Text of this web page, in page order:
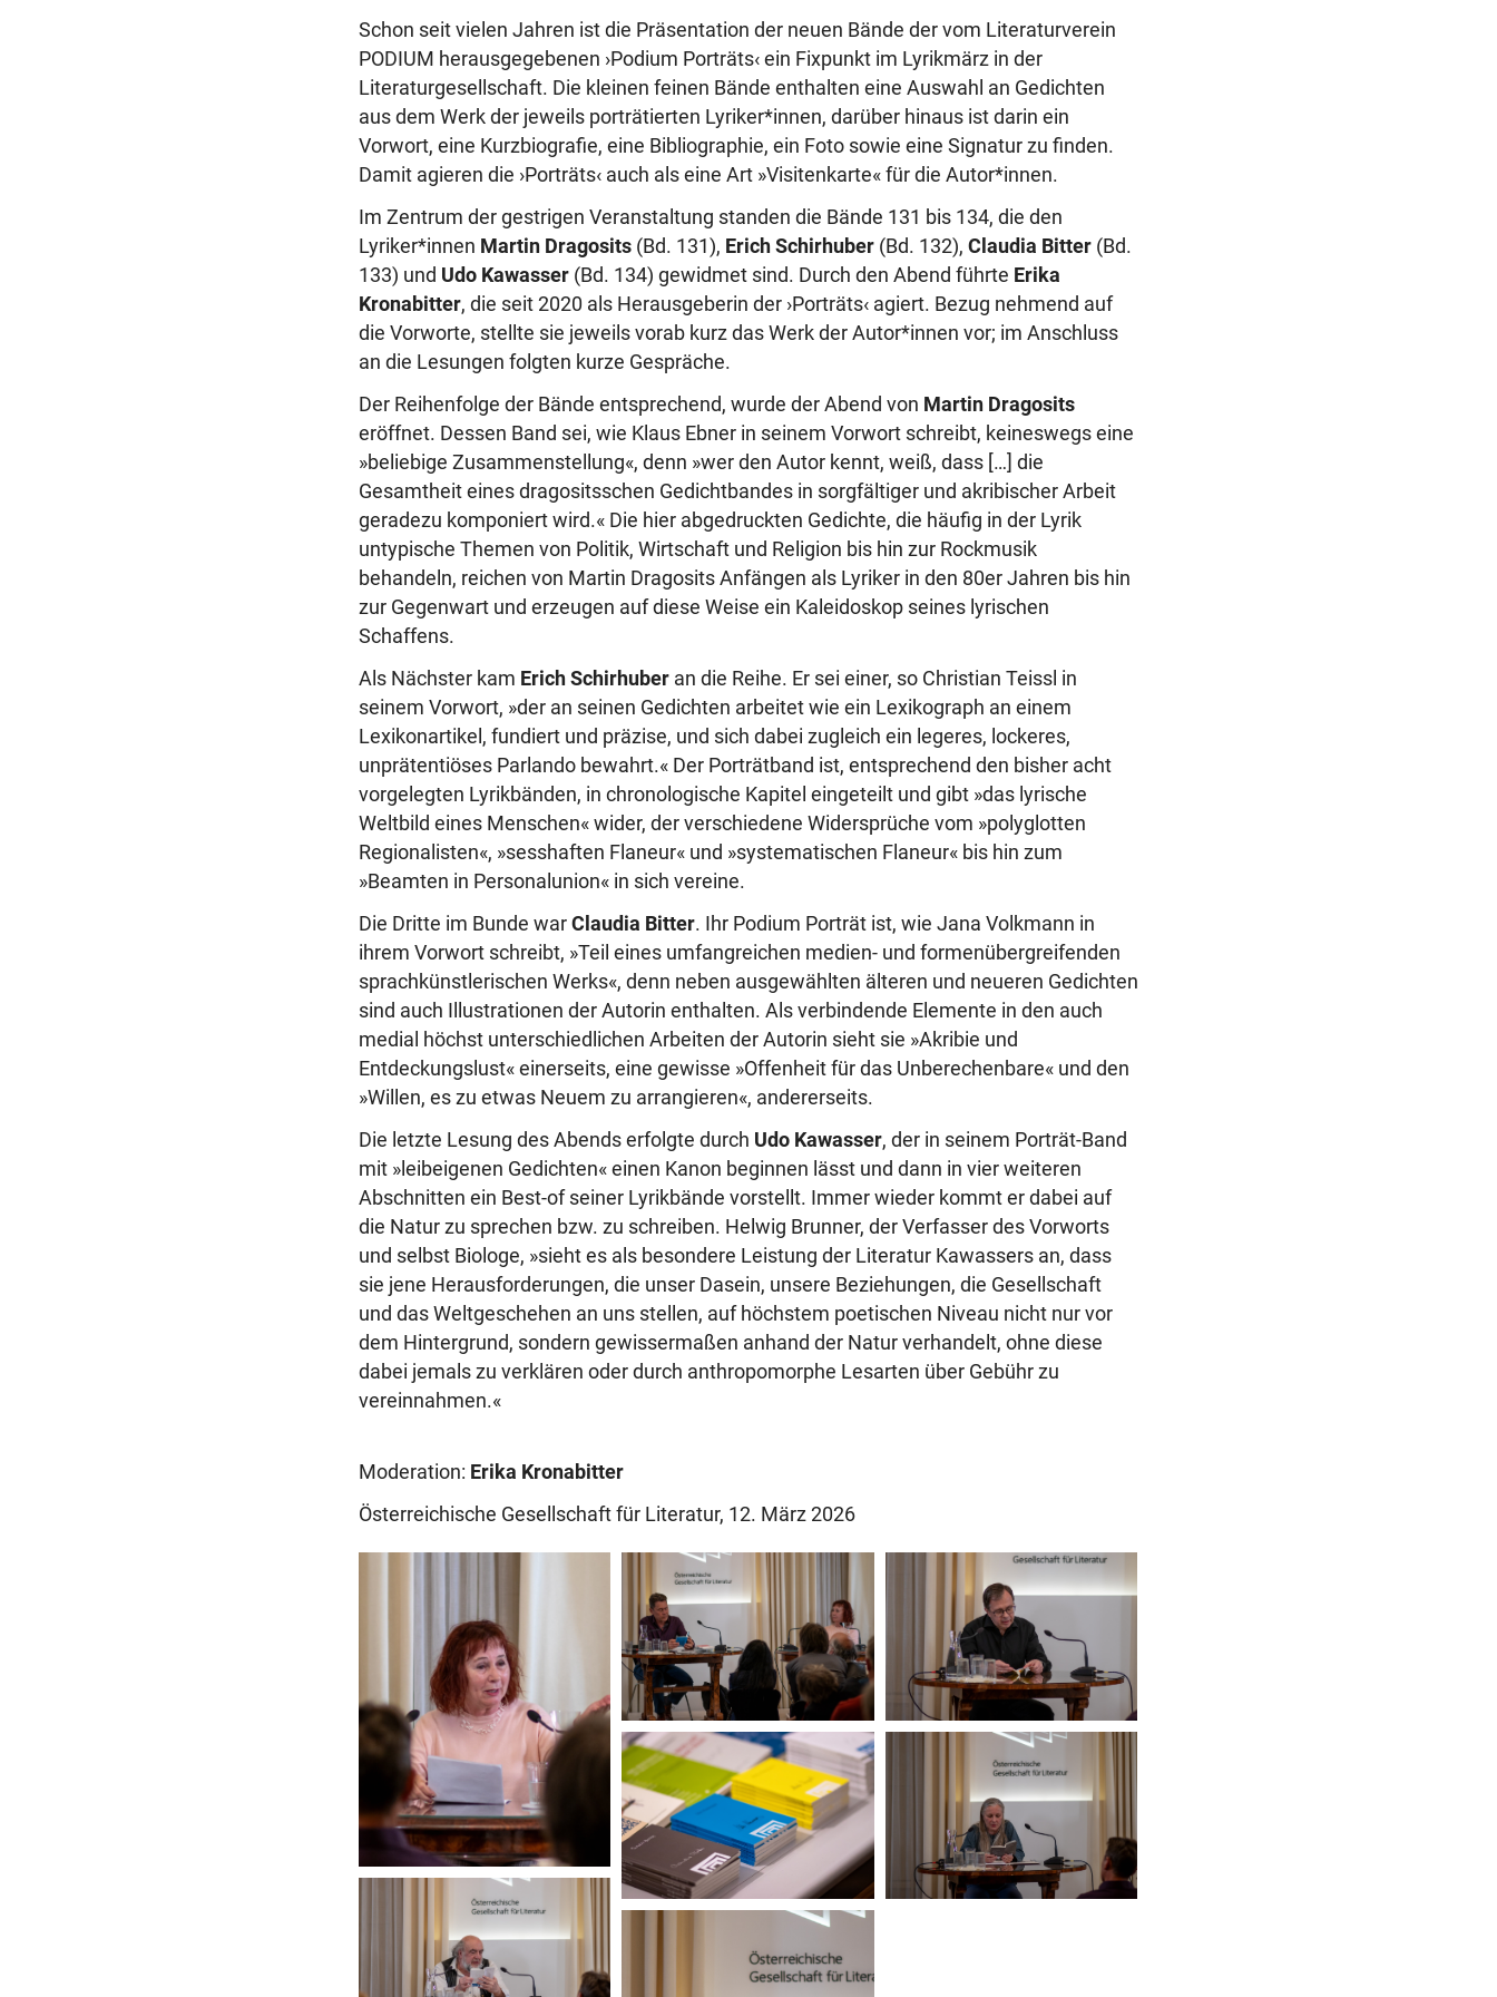
Schon seit vielen Jahren ist die Präsentation der neuen Bände der vom Literaturverein
PODIUM herausgegebenen ›Podium Porträts‹ ein Fixpunkt im Lyrikmärz in der
Literaturgesellschaft. Die kleinen feinen Bände enthalten eine Auswahl an Gedichten
aus dem Werk der jeweils porträtierten Lyriker*innen, darüber hinaus ist darin ein
Vorwort, eine Kurzbiografie, eine Bibliographie, ein Foto sowie eine Signatur zu finden.
Damit agieren die ›Porträts‹ auch als eine Art »Visitenkarte« für die Autor*innen.
Im Zentrum der gestrigen Veranstaltung standen die Bände 131 bis 134, die den
Lyriker*innen Martin Dragosits (Bd. 131), Erich Schirhuber (Bd. 132), Claudia Bitter (Bd.
133) und Udo Kawasser (Bd. 134) gewidmet sind. Durch den Abend führte Erika
Kronabitter, die seit 2020 als Herausgeberin der ›Porträts‹ agiert. Bezug nehmend auf
die Vorworte, stellte sie jeweils vorab kurz das Werk der Autor*innen vor; im Anschluss
an die Lesungen folgten kurze Gespräche.
Der Reihenfolge der Bände entsprechend, wurde der Abend von Martin Dragosits
eröffnet. Dessen Band sei, wie Klaus Ebner in seinem Vorwort schreibt, keineswegs eine
»beliebige Zusammenstellung«, denn »wer den Autor kennt, weiß, dass […] die
Gesamtheit eines dragositsschen Gedichtbandes in sorgfältiger und akribischer Arbeit
geradezu komponiert wird.« Die hier abgedruckten Gedichte, die häufig in der Lyrik
untypische Themen von Politik, Wirtschaft und Religion bis hin zur Rockmusik
behandeln, reichen von Martin Dragosits Anfängen als Lyriker in den 80er Jahren bis hin
zur Gegenwart und erzeugen auf diese Weise ein Kaleidoskop seines lyrischen
Schaffens.
Als Nächster kam Erich Schirhuber an die Reihe. Er sei einer, so Christian Teissl in
seinem Vorwort, »der an seinen Gedichten arbeitet wie ein Lexikograph an einem
Lexikonartikel, fundiert und präzise, und sich dabei zugleich ein legeres, lockeres,
unprätentiöses Parlando bewahrt.« Der Porträtband ist, entsprechend den bisher acht
vorgelegten Lyrikbänden, in chronologische Kapitel eingeteilt und gibt »das lyrische
Weltbild eines Menschen« wider, der verschiedene Widersprüche vom »polyglotten
Regionalisten«, »sesshaften Flaneur« und »systematischen Flaneur« bis hin zum
»Beamten in Personalunion« in sich vereine.
Die Dritte im Bunde war Claudia Bitter. Ihr Podium Porträt ist, wie Jana Volkmann in
ihrem Vorwort schreibt, »Teil eines umfangreichen medien- und formenübergreifenden
sprachkünstlerischen Werks«, denn neben ausgewählten älteren und neueren Gedichten
sind auch Illustrationen der Autorin enthalten. Als verbindende Elemente in den auch
medial höchst unterschiedlichen Arbeiten der Autorin sieht sie »Akribie und
Entdeckungslust« einerseits, eine gewisse »Offenheit für das Unberechenbare« und den
»Willen, es zu etwas Neuem zu arrangieren«, andererseits.
Die letzte Lesung des Abends erfolgte durch Udo Kawasser, der in seinem Porträt-Band
mit »leibeigenen Gedichten« einen Kanon beginnen lässt und dann in vier weiteren
Abschnitten ein Best-of seiner Lyrikbände vorstellt. Immer wieder kommt er dabei auf
die Natur zu sprechen bzw. zu schreiben. Helwig Brunner, der Verfasser des Vorworts
und selbst Biologe, »sieht es als besondere Leistung der Literatur Kawassers an, dass
sie jene Herausforderungen, die unser Dasein, unsere Beziehungen, die Gesellschaft
und das Weltgeschehen an uns stellen, auf höchstem poetischen Niveau nicht nur vor
dem Hintergrund, sondern gewissermaßen anhand der Natur verhandelt, ohne diese
dabei jemals zu verklären oder durch anthropomorphe Lesarten über Gebühr zu
vereinnahmen.«
Moderation: Erika Kronabitter
Österreichische Gesellschaft für Literatur, 12. März 2026